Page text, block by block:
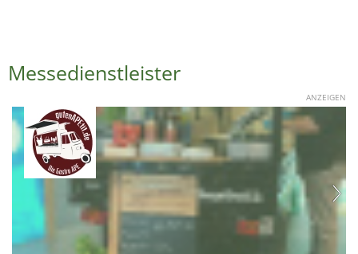
Messedienstleister
ANZEIGEN